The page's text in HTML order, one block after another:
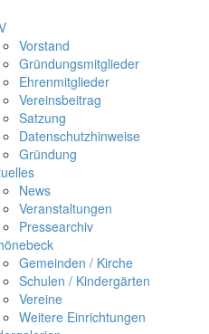
Vorstand
Gründungsmitglieder
Ehrenmitglieder
Vereinsbeitrag
Satzung
Datenschutzhinweise
Gründung
News
Veranstaltungen
Pressearchiv
Gemeinden / Kirche
Schulen / Kindergärten
Vereine
Weitere Einrichtungen